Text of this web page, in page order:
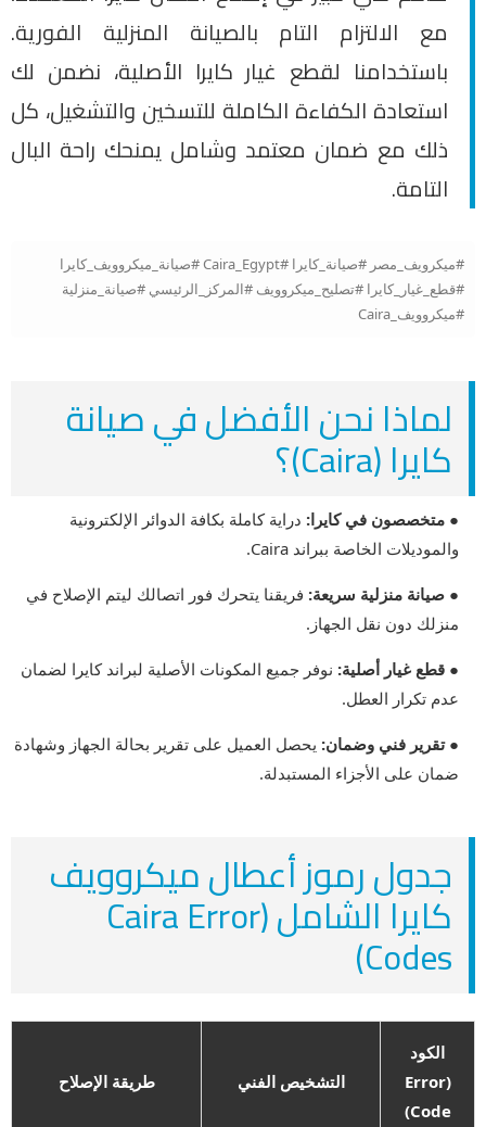
مع الالتزام التام بالصيانة المنزلية الفورية.
باستخدامنا لقطع غيار كايرا الأصلية، نضمن لك
استعادة الكفاءة الكاملة للتسخين والتشغيل، كل
ذلك مع ضمان معتمد وشامل يمنحك راحة البال
التامة.
#ميكرويف_مصر #صيانة_كايرا #Caira_Egypt #صيانة_ميكروويف_كايرا
#قطع_غيار_كايرا #تصليح_ميكروويف #المركز_الرئيسي #صيانة_منزلية
#ميكروويف_Caira
لماذا نحن الأفضل في صيانة
كايرا (Caira)؟
● متخصصون في كايرا: دراية كاملة بكافة الدوائر الإلكترونية
والموديلات الخاصة ببراند Caira.
● صيانة منزلية سريعة: فريقنا يتحرك فور اتصالك ليتم الإصلاح في
منزلك دون نقل الجهاز.
● قطع غيار أصلية: نوفر جميع المكونات الأصلية لبراند كايرا لضمان
عدم تكرار العطل.
● تقرير فني وضمان: يحصل العميل على تقرير بحالة الجهاز وشهادة
ضمان على الأجزاء المستبدلة.
جدول رموز أعطال ميكروويف
كايرا الشامل (Caira Error
Codes)
الكود
(Error
Code)
التشخيص الفني طريقة الإصلاح